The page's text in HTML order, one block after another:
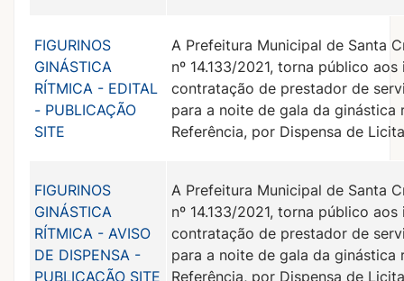
FIGURINOS
GINÁSTICA
RÍTMICA - EDITAL
- PUBLICAÇÃO
SITE
A Prefeitura Municipal de Santa
nº 14.133/2021, torna público
contratação de prestador de
para a noite de gala da
Referência, por Dispensa de
FIGURINOS
GINÁSTICA
RÍTMICA - AVISO
DE DISPENSA -
PUBLICAÇÃO SITE
A Prefeitura Municipal de Santa
nº 14.133/2021, torna público
contratação de prestador de
para a noite de gala da
Referência, por Dispensa de